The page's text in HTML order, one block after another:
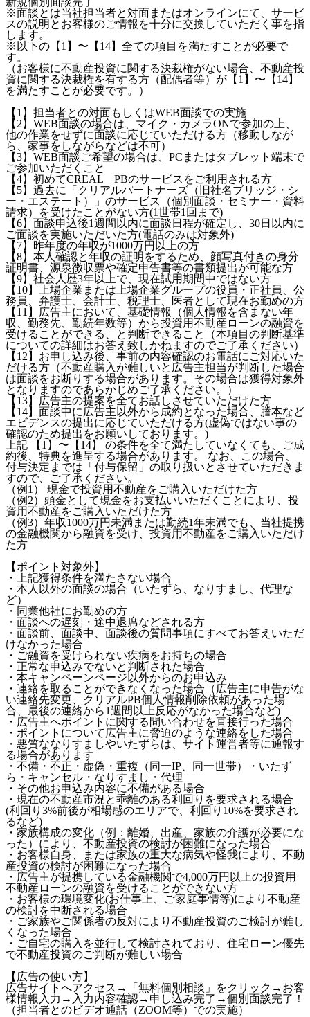
※面談とは当社担当者と対面またはオンラインにて、サービ
スの説明とお客様のご情報を十分に交換していただく事を指
します。
※以下の【1】〜【14】全ての項目を満たすことが必要で
す。
（お客様に不動産投資に関する決裁権がない場合、不動産投
資に関する決裁権を有する方（配偶者等）が【1】〜【14】
を満たすことが必要です。）
【1】担当者との対面もしくはWEB面談での実施
【2】WEB面談の場合は、マイク・カメラONで参加の上、
他の作業をせずに面談に応じていただける方（移動しなが
ら、家事をしながらなどは不可）
【3】WEB面談ご希望の場合は、PCまたはタブレット端末で
ご参加いただくこと
【4】初めてCREAL PBのサービスをご利用される方
【5】過去に「クリアルパートナーズ（旧社名ブリッジ・シ
ー・エステート）」のサービス（個別面談・セミナー・資料
請求）を受けたことがない方(1世帯1回まで)
【6】面談申込後1週間以内に面談日程が確定し、30日以内に
ご面談を実施いただいた方(電話のみは対象外)
【7】昨年度の年収が1000万円以上の方
【8】本人確認と年収の証明をするため、顔写真付きの身分
証明書、源泉徴収票や確定申告書等の書類提出が可能な方
【9】社会人歴3年以上で、現在試用期間中ではない方
【10】上場企業または上場企業グループの役員・正社員、公
務員、弁護士、会計士、税理士、医者として現在お勤めの方
【11】広告主において、基礎情報（個人情報を含まない年
収、勤務先、勤続年数等）から投資用不動産ローンの融資を
受けることができる、と判断できること（本項目の判断基準
についての詳細はお答え致しかねますのでご了承ください）
【12】お申し込み後、事前の内容確認のお電話にご対応いた
だける方（不動産購入が難しいと広告主担当が判断した場合
は面談をお断りする場合があります。その場合は獲得対象外
となりますのであらかじめご了承ください。）
【13】広告主の提案を全てお話しさせていただけた方
【14】面談中に広告主以外から成約となった場合、謄本など
エビデンスの提出に応じていただける方(虚偽ではない事の
確認のため提出をお願いしております。)
上記 【1】〜【14】 の条件を全て満たしていなくても、ご成
約後、特典を進呈する場合があります。 なお、この場合、
付与決定までは「付与保留」の取り扱いとさせていただきま
すので、ご了承ください。
（例1） 現金で投資用不動産をご購入いただけた方
（例2）頭金として現金をお支払いいただくことにより、投
資用不動産をご購入いただけた方
（例3）年収1000万円未満または勤続1年未満でも、当社提携
の金融機関から融資を受け、投資用不動産をご購入いただけ
た方
【ポイント対象外】
・上記獲得条件を満たさない場合
・本人以外の面談の場合（いたずら、なりすまし、代理な
ど）
・同業他社にお勤めの方
・面談への遅刻・途中退席などされる方
・面談前、面談中、面談後の質問事項にすべてお答えいただ
けなかった場合
・ご融資を受けられない疾病をお持ちの場合
・正常な申込みでないと判断された場合
・本キャンペーンページ以外からのお申込み
・連絡を取ることができなくなった場合（広告主に申告がな
い連絡先変更、クリアルPB個人情報削除依頼があった場
合、最後の連絡から1週間以上反応がなかった場合など)
・広告主へポイントに関する問い合わせを直接行った場合
・ポイントについて広告主に脅迫のような連絡をした場合
・悪質ななりすましやいたずらは、サイト運営者等に通報す
る場合があります
・不備・不正・虚偽・重複（同一IP、同一世帯）・いたず
ら・キャンセル・なりすまし・代理
・その他お申込み内容に不備がある場合
・現在の不動産市況と乖離のある利回りを要求される場合
(利回り3%前後が相場感のエリアで、利回り10%を要求され
るなど)
・家族構成の変化（例：離婚、出産、家族の介護が必要にな
った）により、不動産投資の検討が困難になった場合
・お客様自身、または家族の重大な病気や怪我により、不動
産投資の検討が困難になった場合
・広告主が提携している金融機関で4,000万円以上の投資用
不動産ローンの融資を受けることができない方
・お客様の環境変化(お仕事上、ご家庭事情等)により不動産
の検討を中断される場合
・ご家族やご関係者の反対により不動産投資のご検討が難し
くなった場合
・ご自宅の購入を並行して検討されており、住宅ローン優先
で不動産投資のご判断が難しい場合
【広告の使い方】
広告サイトへアクセス→「無料個別相談」をクリック→お客
様情報入力→入力内容確認→申し込み完了→個別面談完了！
（担当者とのビデオ通話（ZOOM等）での実施）